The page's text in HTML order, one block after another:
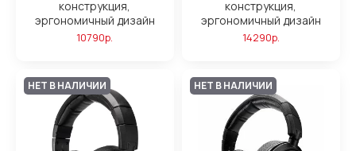
конструкция,
эргономичный дизайн
10790р.
конструкция,
эргономичный дизайн
14290р.
НЕТ В НАЛИЧИИ НЕТ В НАЛИЧИИ